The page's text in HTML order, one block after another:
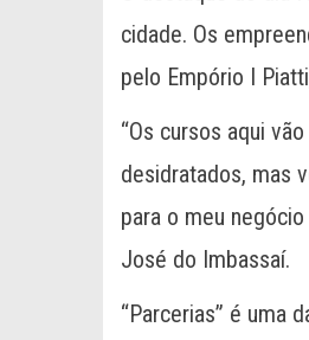
cidade. Os
pelo Empório I
“Os cursos aqui
desidratados, mas
para o meu
José do Imbassaí.
“Parcerias” é uma